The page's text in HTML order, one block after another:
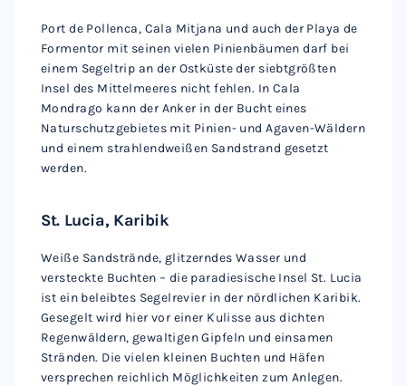
Port de Pollenca, Cala Mitjana und auch der Playa de
Formentor mit seinen vielen Pinienbäumen darf bei
einem Segeltrip an der Ostküste der siebtgrößten
Insel des Mittelmeeres nicht fehlen. In Cala
Mondrago kann der Anker in der Bucht eines
Naturschutzgebietes mit Pinien- und Agaven-Wäldern
und einem strahlendweißen Sandstrand gesetzt
werden.
St. Lucia, Karibik
Weiße Sandstrände, glitzerndes Wasser und
versteckte Buchten – die paradiesische Insel St. Lucia
ist ein beleibtes Segelrevier in der nördlichen Karibik.
Gesegelt wird hier vor einer Kulisse aus dichten
Regenwäldern, gewaltigen Gipfeln und einsamen
Stränden. Die vielen kleinen Buchten und Häfen
versprechen reichlich Möglichkeiten zum Anlegen.